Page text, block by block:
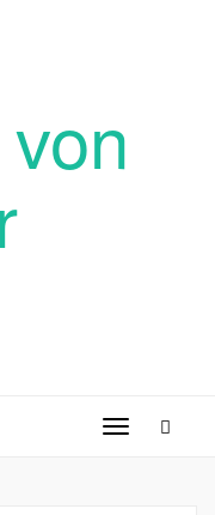
Toggle